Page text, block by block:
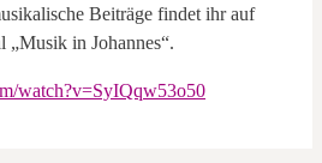
Beiträge findet ihr auf
„Musik in Johannes“.
watch?v=SyIQqw53o50